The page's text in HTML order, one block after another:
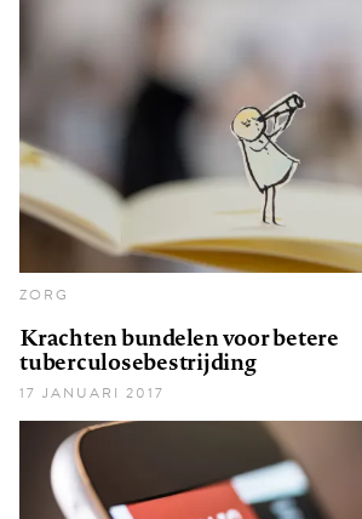
ZORG
Krachten bundelen voor betere
tuberculosebestrijding
17 JANUARI 2017